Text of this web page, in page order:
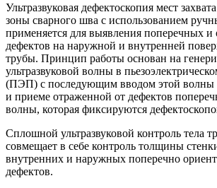
Ультразвуковая дефектоскопия мест
зоны сварного шва с использованием
применяется для выявления поперечных
дефектов на наружной и внутренней
трубы. Принцип работы основан на
ультразвуковой волны в
(ПЭП) с последующим вводом этой волны
и приеме отраженной от дефектов
волны, которая фиксируются
Сплошной ультразвуковой контроль тела
совмещает в себе контроль толщины
внутренних и наружных поперечно
дефектов.